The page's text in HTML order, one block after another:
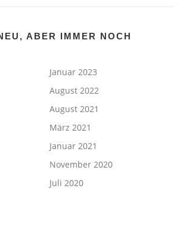
ABER IMMER NOCH
Januar 2023
August 2022
August 2021
März 2021
Januar 2021
November 2020
Juli 2020